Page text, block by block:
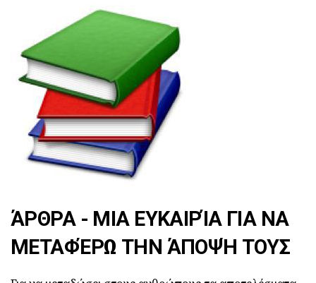
ΆΡΘΡΑ - ΜΙΑ ΕΥΚΑΙΡΊΑ ΓΙΑ ΝΑ
ΜΕΤΑΦΈΡΩ ΤΗΝ ΆΠΟΨΉ ΤΟΥΣ